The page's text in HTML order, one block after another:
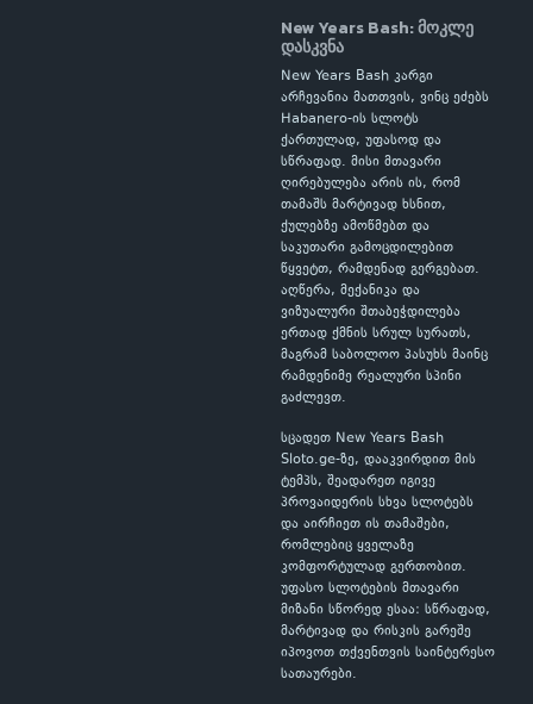
New Years Bash: მოკლე
დასკვნა
New Years Bash კარგი
არჩევანია მათთვის, ვინც ეძებს
Habanero-ის სლოტს
ქართულად, უფასოდ და
სწრაფად. მისი მთავარი
ღირებულება არის ის, რომ
თამაშს მარტივად ხსნით,
ქულებზე ამოწმებთ და
საკუთარი გამოცდილებით
წყვეტთ, რამდენად გერგებათ.
აღწერა, მექანიკა და
ვიზუალური შთაბეჭდილება
ერთად ქმნის სრულ სურათს,
მაგრამ საბოლოო პასუხს მაინც
რამდენიმე რეალური სპინი
გაძლევთ.
სცადეთ New Years Bash
Sloto.ge-ზე, დააკვირდით მის
ტემპს, შეადარეთ იგივე
პროვაიდერის სხვა სლოტებს
და აირჩიეთ ის თამაშები,
რომლებიც ყველაზე
კომფორტულად გერთობით.
უფასო სლოტების მთავარი
მიზანი სწორედ ესაა: სწრაფად,
მარტივად და რისკის გარეშე
იპოვოთ თქვენთვის საინტერესო
სათაურები.